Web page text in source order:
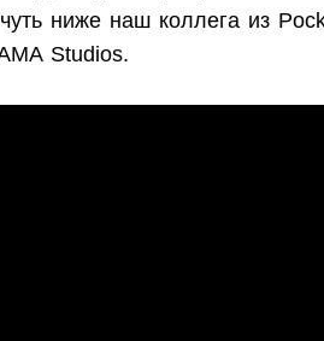
ниже наш коллега из
Studios.